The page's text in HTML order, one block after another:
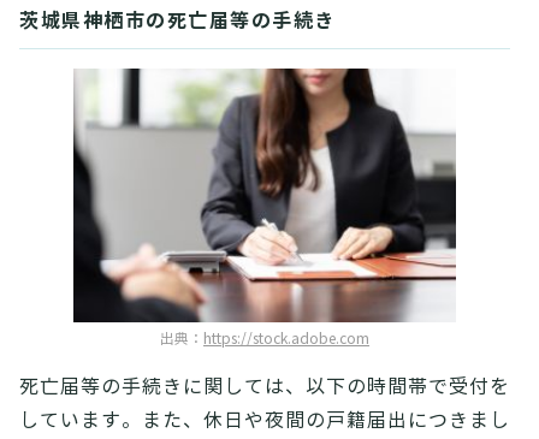
茨城県神栖市の死亡届等の手続き
出典： https://stock.adobe.com
死亡届等の手続きに関しては、以下の時間帯で受付を
しています。また、休日や夜間の戸籍届出につきまし